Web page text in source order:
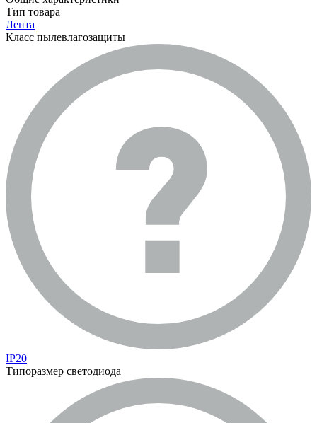
Тип товара
Лента
Класс пылевлагозащиты
IP20
Типоразмер светодиода